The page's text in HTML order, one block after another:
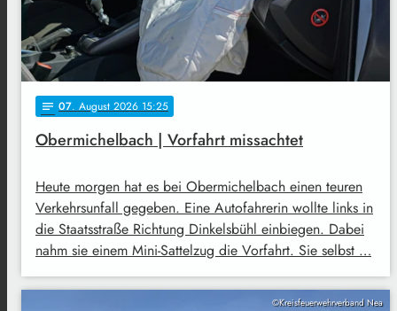
notes 07. August 2026 15:25
Obermichelbach | Vorfahrt missachtet
Heute morgen hat es bei Obermichelbach einen teuren
Verkehrsunfall gegeben. Eine Autofahrerin wollte links in
die Staatsstraße Richtung Dinkelsbühl einbiegen. Dabei
nahm sie einem Mini-Sattelzug die Vorfahrt. Sie selbst …
©Kreisfeuerwehrverband Nea